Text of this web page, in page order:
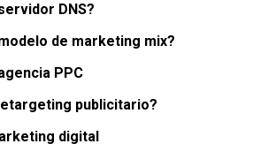
DNS?
de marketing mix?
PPC
publicitario?
digital